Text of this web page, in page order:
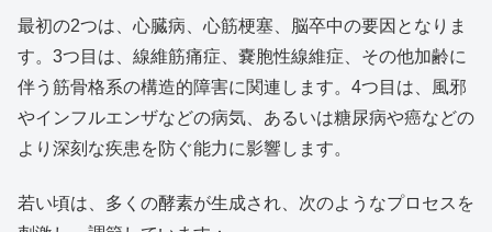
最初の2つは、心臓病、心筋梗塞、脳卒中の要因となりま
す。3つ目は、線維筋痛症、嚢胞性線維症、その他加齢に
伴う筋骨格系の構造的障害に関連します。4つ目は、風邪
やインフルエンザなどの病気、あるいは糖尿病や癌などの
より深刻な疾患を防ぐ能力に影響します。
若い頃は、多くの酵素が生成され、次のようなプロセスを